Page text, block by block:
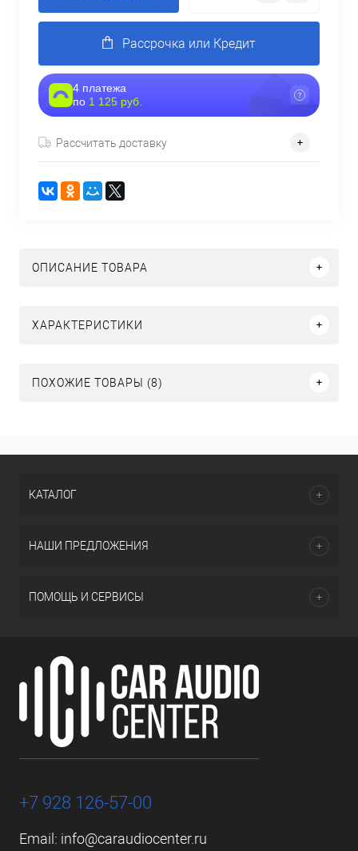
Рассрочка или Кредит
4 платежа
по 1 125 руб.
Рассчитать доставку
ОПИСАНИЕ ТОВАРА
ХАРАКТЕРИСТИКИ
ПОХОЖИЕ ТОВАРЫ (8)
КАТАЛОГ
НАШИ ПРЕДЛОЖЕНИЯ
ПОМОЩЬ И СЕРВИСЫ
+7 928 126-57-00
Email: info@caraudiocenter.ru